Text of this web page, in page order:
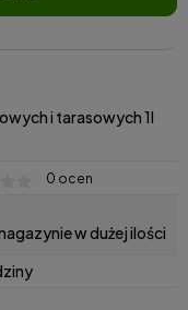
i tarasowych 1l
0 ocen
w dużej ilości